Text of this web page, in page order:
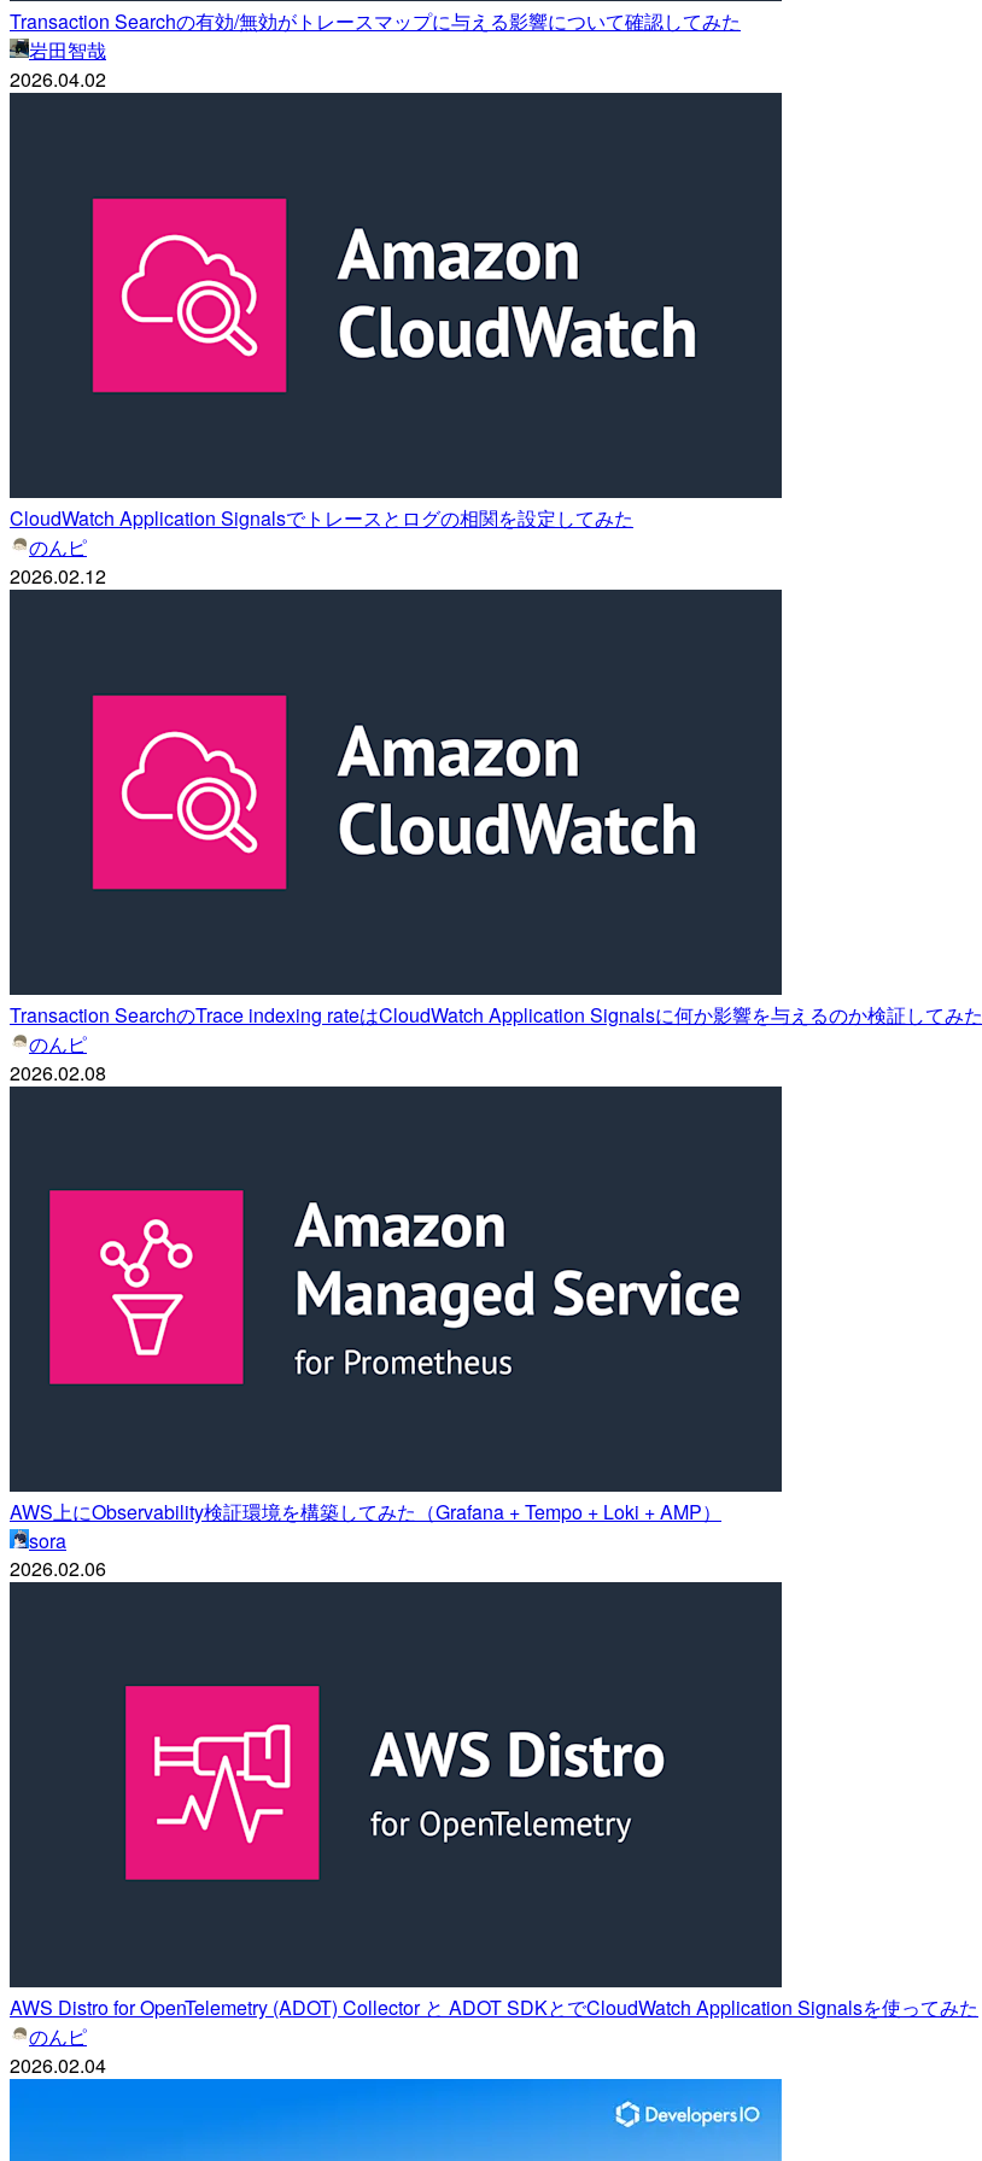
Transaction Searchの有効/無効がトレースマップに与える影響について確認してみた
岩田智哉
2026.04.02
CloudWatch Application Signalsでトレースとログの相関を設定してみた
のんピ
2026.02.12
Transaction SearchのTrace indexing rateはCloudWatch Application Signalsに何か影響を与えるのか検証してみた
のんピ
2026.02.08
AWS上にObservability検証環境を構築してみた（Grafana + Tempo + Loki + AMP）
sora
2026.02.06
AWS Distro for OpenTelemetry (ADOT) Collector と ADOT SDKとでCloudWatch Application Signalsを使ってみた
のんピ
2026.02.04